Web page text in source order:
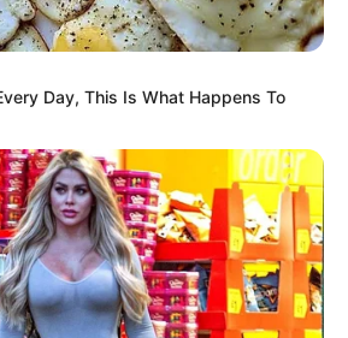
instagram/auroraribero)
Aurora tampil lengkap dengan
Day, This Is What Happens To